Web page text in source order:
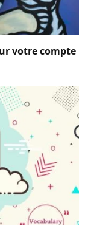
votre compte